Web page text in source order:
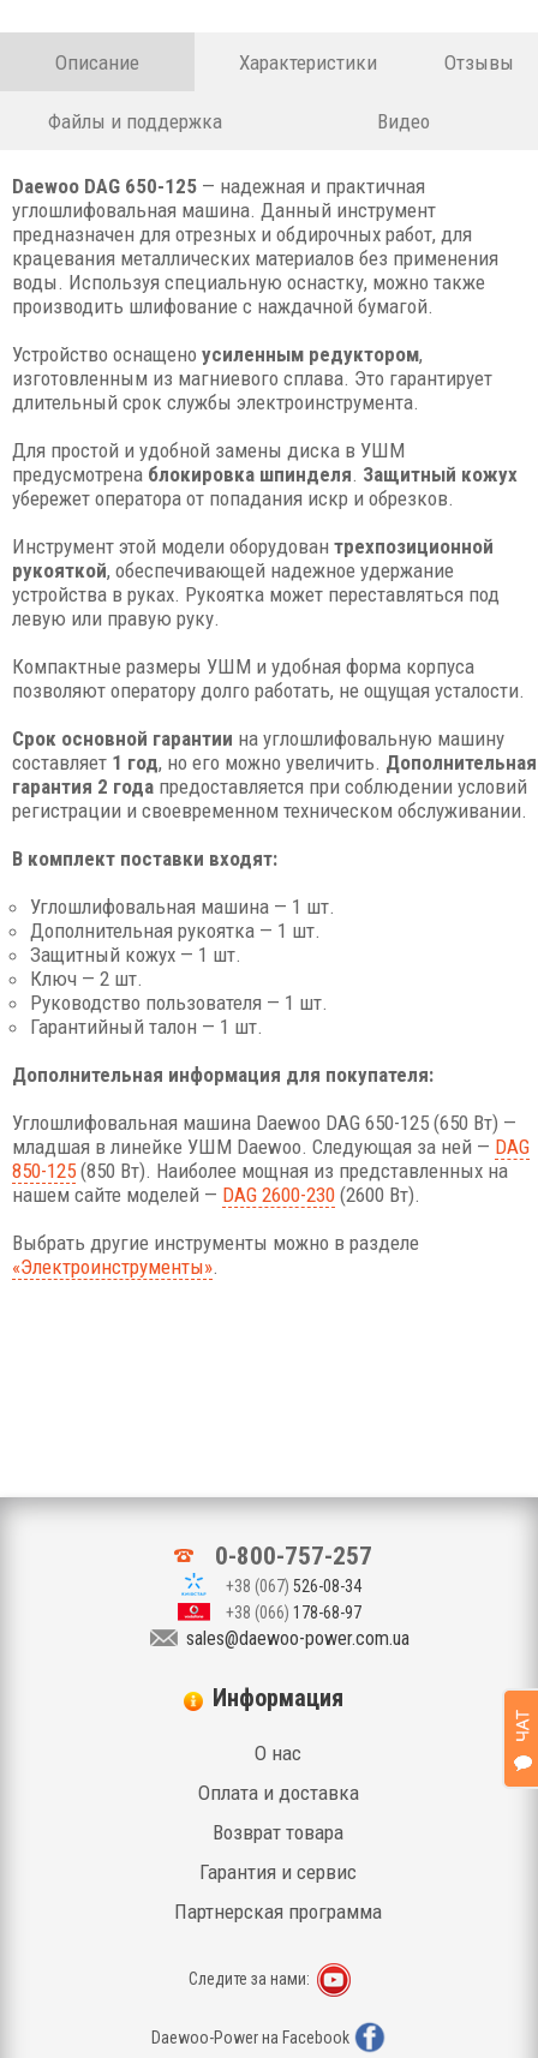
Описание Характеристики Отзывы
Файлы и поддержка Видео
Daewoo DAG 650-125 — надежная и практичная
углошлифовальная машина. Данный инструмент
предназначен для отрезных и обдирочных работ, для
крацевания металлических материалов без применения
воды. Используя специальную оснастку, можно также
производить шлифование с наждачной бумагой.
Устройство оснащено усиленным редуктором,
изготовленным из магниевого сплава. Это гарантирует
длительный срок службы электроинструмента.
Для простой и удобной замены диска в УШМ
предусмотрена блокировка шпинделя. Защитный кожух
убережет оператора от попадания искр и обрезков.
Инструмент этой модели оборудован трехпозиционной
рукояткой, обеспечивающей надежное удержание
устройства в руках. Рукоятка может переставляться под
левую или правую руку.
Компактные размеры УШМ и удобная форма корпуса
позволяют оператору долго работать, не ощущая усталости.
Срок основной гарантии на углошлифовальную машину
составляет 1 год, но его можно увеличить. Дополнительная
гарантия 2 года предоставляется при соблюдении условий
регистрации и своевременном техническом обслуживании.
В комплект поставки входят:
Углошлифовальная машина — 1 шт.
Дополнительная рукоятка — 1 шт.
Защитный кожух — 1 шт.
Ключ — 2 шт.
Руководство пользователя — 1 шт.
Гарантийный талон — 1 шт.
Дополнительная информация для покупателя:
Углошлифовальная машина Daewoo DAG 650-125 (650 Вт) —
младшая в линейке УШМ Daewoo. Следующая за ней — DAG
850-125 (850 Вт). Наиболее мощная из представленных на
нашем сайте моделей — DAG 2600-230 (2600 Вт).
Выбрать другие инструменты можно в разделе
«Электроинструменты».
0-800-757-257
+38 (067) 526-08-34
+38 (066) 178-68-97
sales@daewoo-power.com.ua
Информация
О нас
Оплата и доставка
Возврат товара
Гарантия и сервис
Партнерская программа
Следите за нами:
Daewoo-Power на Facebook